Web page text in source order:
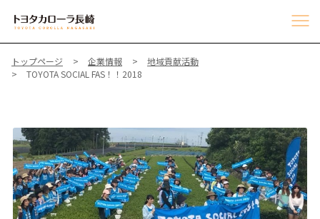
トップページ 企業情報
地域貢献活動
TOYOTA SOCIAL FAS！！2018